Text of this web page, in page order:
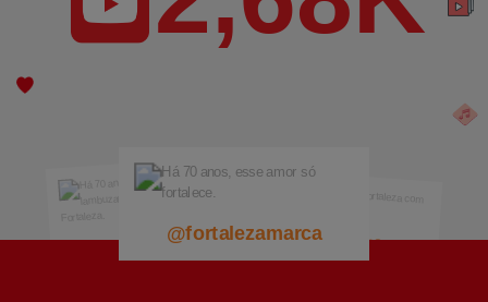
@fortalezamarca@fortalezamarca@fortalezamarca